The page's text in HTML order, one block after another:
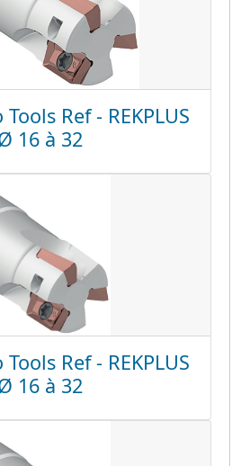
Ref - REKPLUS
16 à 32
Ref - REKPLUS
16 à 32